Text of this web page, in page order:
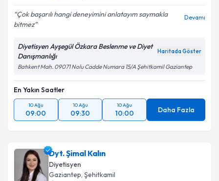
Çok başarılı hangi deneyimini anlatayım saymakla
bitmez
Devamı
Diyetisyen Ayşegül Özkara Beslenme ve Diyet
Danışmanlığı
Haritada Göster
Batıkent Mah. 09071 Nolu Cadde Numara 15/A Şehitkamil Gaziantep
En Yakın Saatler
10 Ağu
09:00
10 Ağu
09:30
10 Ağu
10:00 Daha Fazla
Dyt. Şimal Kalın
Diyetisyen
Gaziantep, Şehitkamil